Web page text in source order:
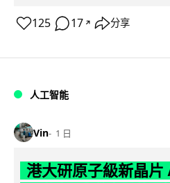
125 17 ↗ 分享
人工智能
Vin 1 日
港大研原子級新晶片